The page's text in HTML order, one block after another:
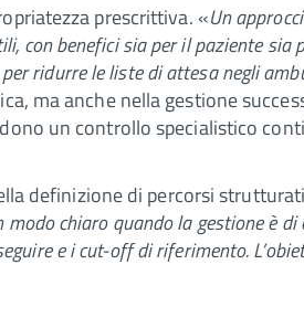
prescrittiva. «Un
con benefici sia per il paziente
ridurre le liste di attesa negli
ma anche nella gestione
un controllo specialistico
definizione di percorsi
chiaro quando la gestione è
e i cut-off di riferimento.